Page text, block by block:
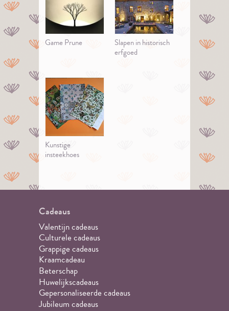
Game Prune
Slapen in historisch
erfgoed
Kunstige
insteekhoes
Cadeaus
Valentijn cadeaus
Culturele cadeaus
Grappige cadeaus
Kraamcadeau
Beterschap
Huwelijkscadeaus
Gepersonaliseerde cadeaus
Jubileum cadeaus